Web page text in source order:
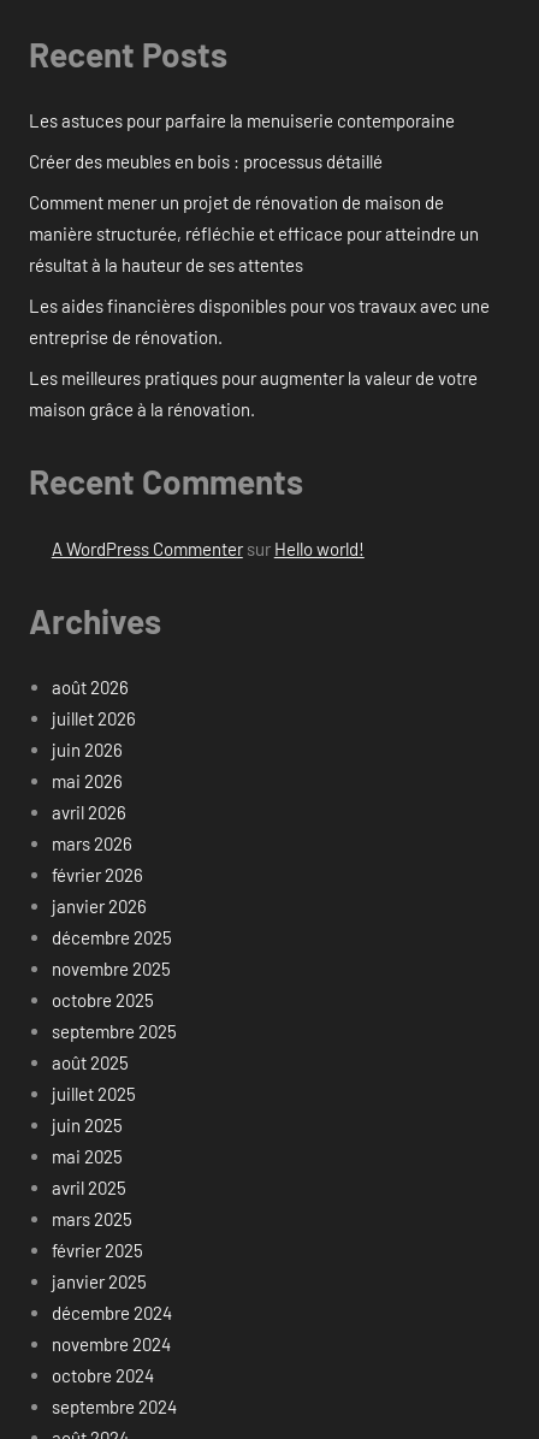
Recent Posts
Les astuces pour parfaire la menuiserie contemporaine
Créer des meubles en bois : processus détaillé
Comment mener un projet de rénovation de maison de
manière structurée, réfléchie et efficace pour atteindre un
résultat à la hauteur de ses attentes
Les aides financières disponibles pour vos travaux avec une
entreprise de rénovation.
Les meilleures pratiques pour augmenter la valeur de votre
maison grâce à la rénovation.
Recent Comments
A WordPress Commentersur Hello world!
Archives
août 2026
juillet 2026
juin 2026
mai 2026
avril 2026
mars 2026
février 2026
janvier 2026
décembre 2025
novembre 2025
octobre 2025
septembre 2025
août 2025
juillet 2025
juin 2025
mai 2025
avril 2025
mars 2025
février 2025
janvier 2025
décembre 2024
novembre 2024
octobre 2024
septembre 2024